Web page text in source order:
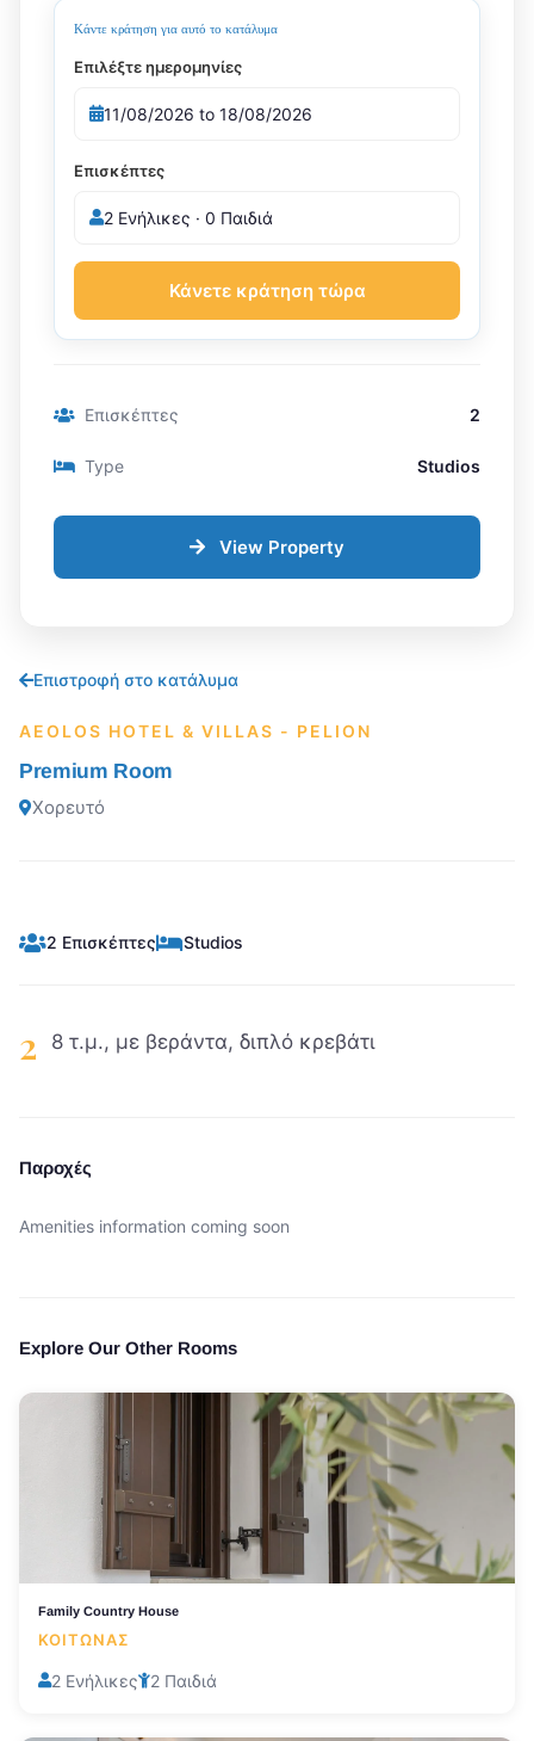
Επιστροφή στο κατάλυμα
AEOLOS HOTEL & VILLAS - PELION
Premium Room
Χορευτό
2 Επισκέπτες Studios
2 8 τ.μ., με βεράντα, διπλό κρεβάτι
Παροχές
Amenities information coming soon
Explore Our Other Rooms
Family Country House
ΚΟΙΤΏΝΑΣ
2 Ενήλικες 2 Παιδιά
Κάντε κράτηση για αυτό το κατάλυμα
Επιλέξτε ημερομηνίες
Επισκέπτες
2 Ενήλικες · 0 Παιδιά
Κάνετε κράτηση τώρα
Επισκέπτες 2
Type Studios
View Property